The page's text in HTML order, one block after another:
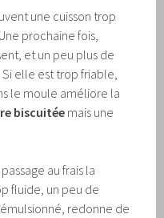
une cuisson trop
prochaine fois,
et un peu plus de
elle est trop friable,
le moule améliore la
biscuitée mais une
au frais la
fluide, un peu de
redonne de